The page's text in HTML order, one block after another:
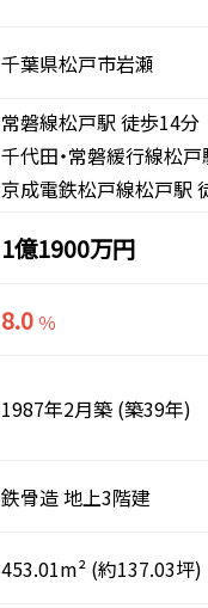
千葉県松戸市岩瀬
常磐線松戸駅 徒歩14分
千代田・常磐緩行線松
京成電鉄松戸線松戸駅
1億1900万円
8.0 ％
1987年2月築 (築39年)
鉄骨造地上3階建
453.01m² (約137.03坪)